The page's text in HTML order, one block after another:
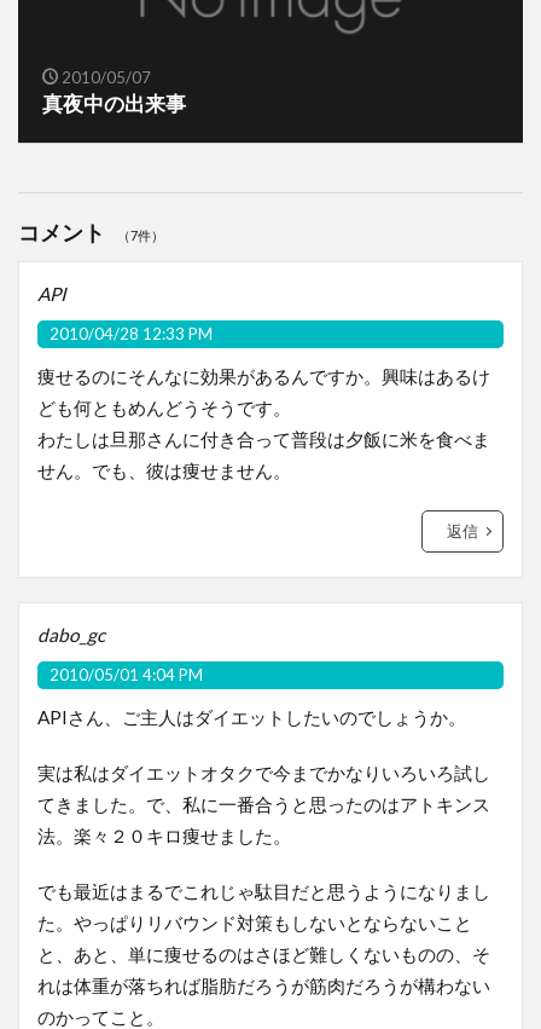
2010/05/07
真夜中の出来事
コメント （7件）
API
2010/04/28 12:33 PM
痩せるのにそんなに効果があるんですか。興味はあるけ
ども何ともめんどうそうです。
わたしは旦那さんに付き合って普段は夕飯に米を食べま
せん。でも、彼は痩せません。
返信
dabo_gc
2010/05/01 4:04 PM
APIさん、ご主人はダイエットしたいのでしょうか。
実は私はダイエットオタクで今までかなりいろいろ試し
てきました。で、私に一番合うと思ったのはアトキンス
法。楽々２０キロ痩せました。
でも最近はまるでこれじゃ駄目だと思うようになりまし
た。やっぱりリバウンド対策もしないとならないこと
と、あと、単に痩せるのはさほど難しくないものの、そ
れは体重が落ちれば脂肪だろうが筋肉だろうが構わない
のかってこと。